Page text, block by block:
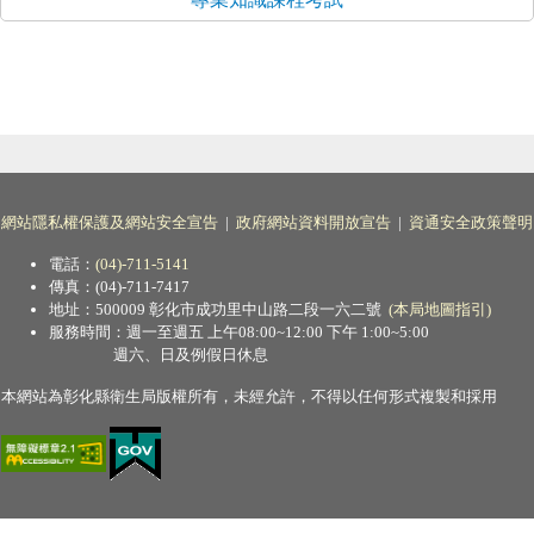
網站隱私權保護及網站安全宣告 | 政府網站資料開放宣告 | 資通安全政策聲明
電話： (04)-711-5141
傳真：(04)-711-7417
地址：500009 彰化市成功里中山路二段一六二號 (本局地圖指引)
服務時間：週一至週五 上午08:00~12:00 下午 1:00~5:00
週六、日及例假日休息
本網站為彰化縣衛生局版權所有，未經允許，不得以任何形式複製和採用